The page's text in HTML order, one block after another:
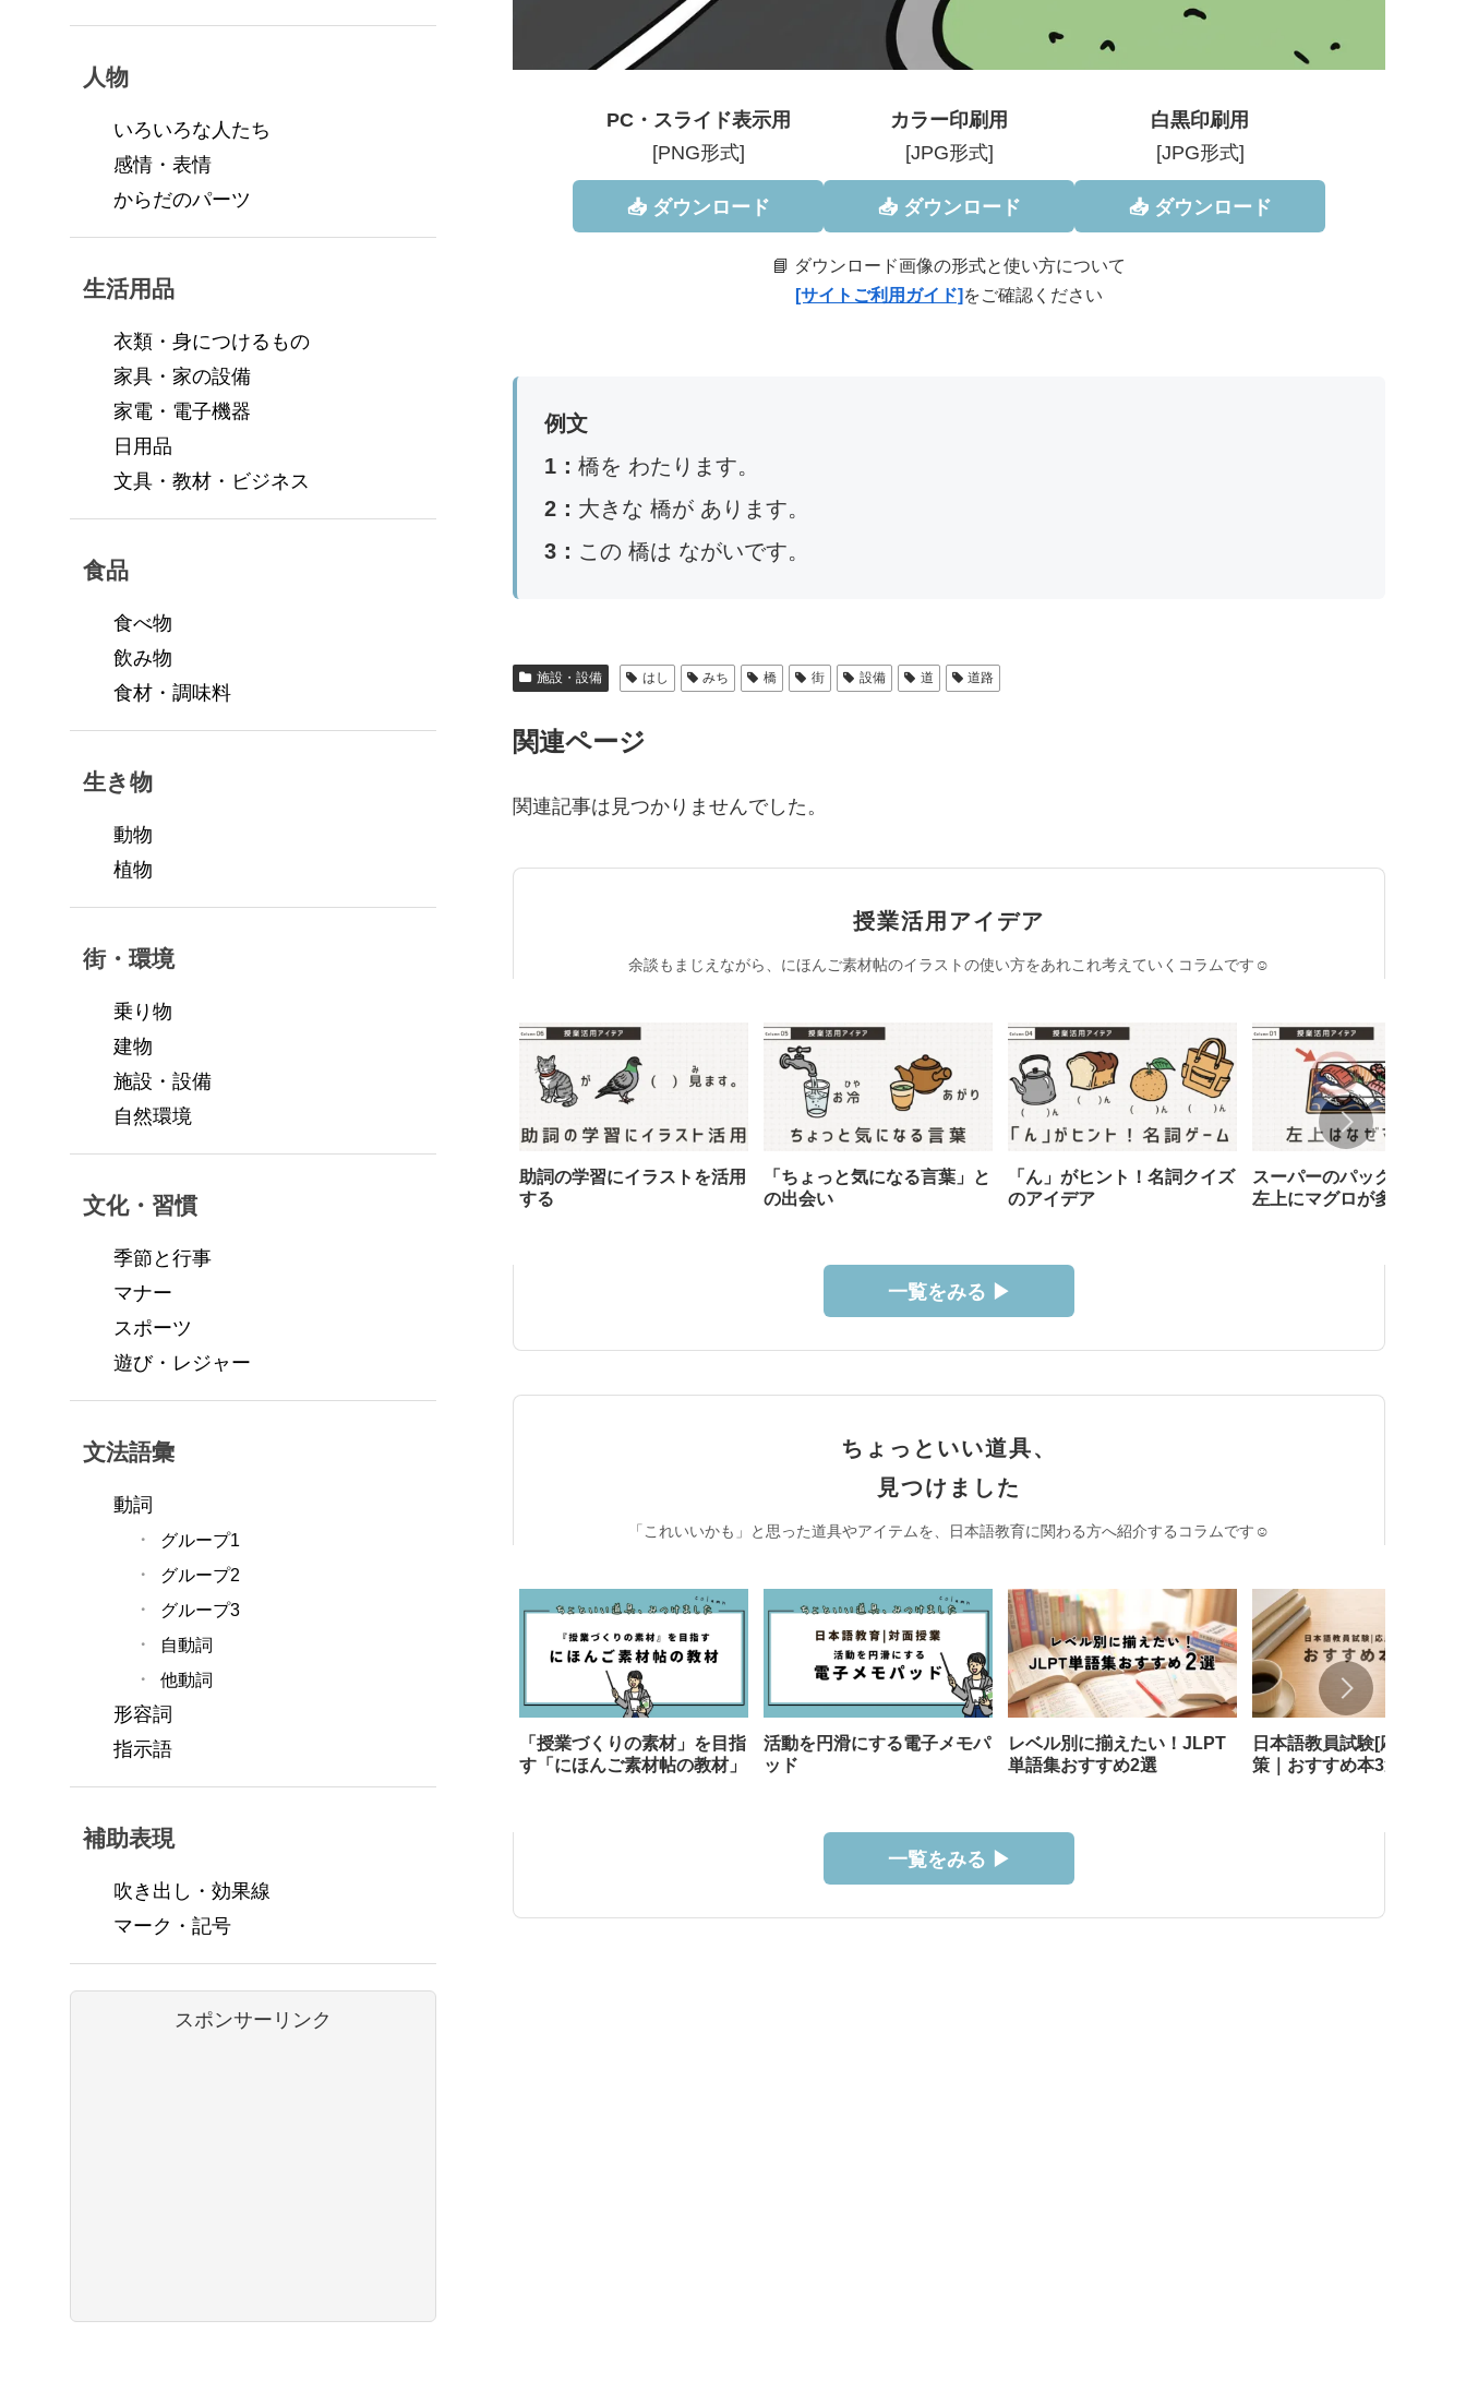
PC・スライド表示用
[PNG形式]
📥 ダウンロード
カラー印刷用
[JPG形式]
📥 ダウンロード
白黒印刷用
[JPG形式]
📥 ダウンロード
📘 ダウンロード画像の形式と使い方について
[サイトご利用ガイド]をご確認ください
例文
1： 橋を わたります。
2： 大きな 橋が あります。
3： この 橋は ながいです。
施設・設備 はし みち 橋 街 設備 道 道路
関連ページ
関連記事は見つかりませんでした。
授業活用アイデア
余談もまじえながら、にほんご素材帖のイラストの使い方をあれこれ考えていくコラムです☺︎
助詞の学習にイラストを活用
する
「ちょっと気になる言葉」と
の出会い
「ん」がヒント！名詞クイズ
のアイデア
スーパーのパック寿司、な
左上にマグロが多い？
一覧をみる ▶︎
ちょっといい道具、
見つけました
「これいいかも」と思った道具やアイテムを、日本語教育に関わる方へ紹介するコラムです☺︎
「授業づくりの素材」を目指
す「にほんご素材帖の教材」
活動を円滑にする電子メモパ
ッド
レベル別に揃えたい！JLPT
単語集おすすめ2選
日本語教員試験[応用試験]
策｜おすすめ本3選
一覧をみる ▶︎
人物
いろいろな人たち
感情・表情
からだのパーツ
生活用品
衣類・身につけるもの
家具・家の設備
家電・電子機器
日用品
文具・教材・ビジネス
食品
食べ物
飲み物
食材・調味料
生き物
動物
植物
街・環境
乗り物
建物
施設・設備
自然環境
文化・習慣
季節と行事
マナー
スポーツ
遊び・レジャー
文法語彙
動詞
グループ1
グループ2
グループ3
自動詞
他動詞
形容詞
指示語
補助表現
吹き出し・効果線
マーク・記号
スポンサーリンク